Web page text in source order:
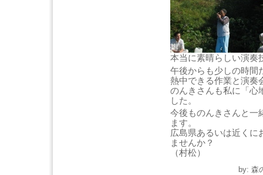
本当に素晴らしい演奏
午後からも少しの時間
熱中できる作業と演奏
のんきさんも私に「心
した。
今後ものんきさんと一
ます。
広島県あるいは近くに
ませんか？
（村松）
by: 森